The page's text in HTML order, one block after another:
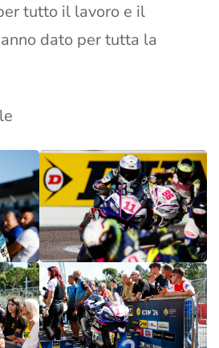
tutto il lavoro e il
dato per tutta la